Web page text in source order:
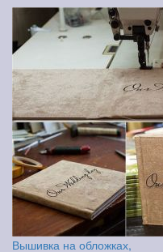
Вышивка на обложках,